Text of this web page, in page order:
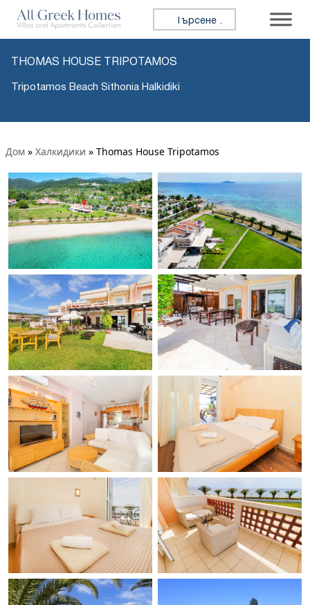
Търсене за:
THOMAS HOUSE TRIPOTAMOS
Tripotamos Beach Sithonia Halkidiki
Дом » Халкидики » Thomas House Tripotamos